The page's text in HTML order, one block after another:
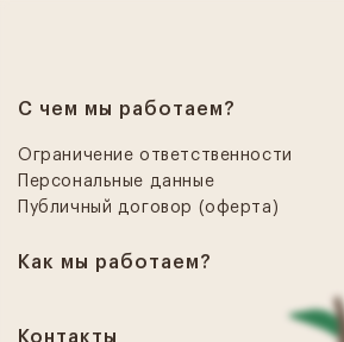
С чем мы работаем?
Ограничение ответственности
Персональные данные
Публичный договор (оферта)
Как мы работаем?
Контакты